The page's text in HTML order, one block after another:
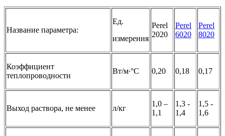
Название параметра:
Ед.
измерения
Perel
2020
Perel
6020
Perel
8020
Коэффициент
теплопроводности
Вт/м∙°С 0,20 0,18 0,17
Выход раствора, не менее л/кг
1,0 –
1,1
1,3 -
1,4
1,5 -
1,6